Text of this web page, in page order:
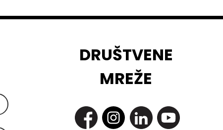
DRUŠTVENE
MREŽE